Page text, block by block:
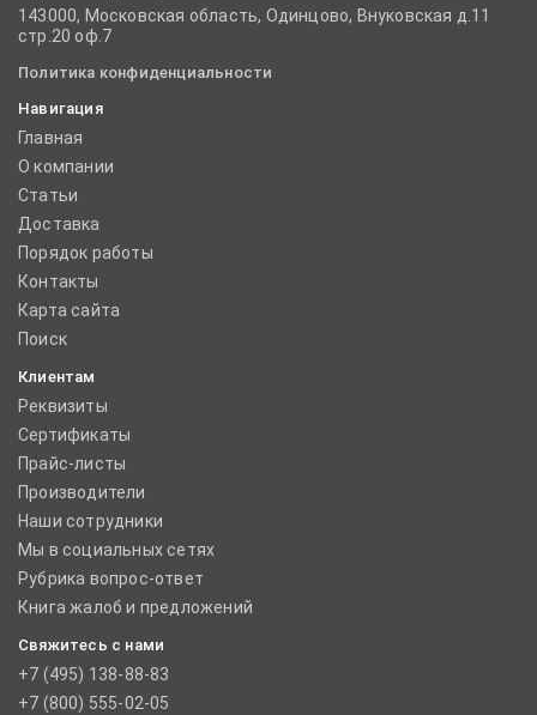
143000, Московская область, Одинцово, Внуковская д.11
стр.20 оф.7
Политика конфиденциальности
Навигация
Главная
О компании
Статьи
Доставка
Порядок работы
Контакты
Карта сайта
Поиск
Клиентам
Реквизиты
Сертификаты
Прайс-листы
Производители
Наши сотрудники
Мы в социальных сетях
Рубрика вопрос-ответ
Книга жалоб и предложений
Свяжитесь с нами
+7 (495) 138-88-83
+7 (800) 555-02-05